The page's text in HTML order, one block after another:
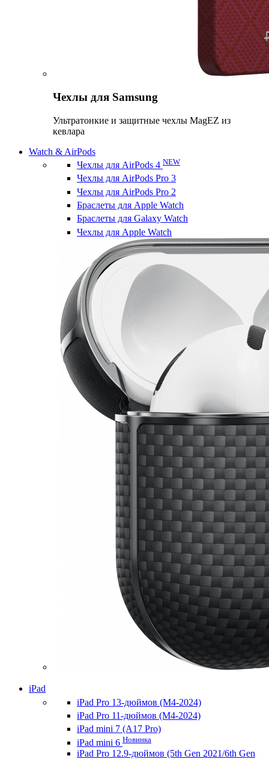
Чехлы для Samsung
Ультратонкие и защитные чехлы MagEZ из
кевлара
Watch & AirPods
Чехлы для AirPods 4 NEW
Чехлы для AirPods Pro 3
Чехлы для AirPods Pro 2
Браслеты для Apple Watch
Браслеты для Galaxy Watch
Чехлы для Apple Watch
iPad
iPad Pro 13-дюймов (M4-2024)
iPad Pro 11-дюймов (M4-2024)
iPad mini 7 (A17 Pro)
iPad mini 6 Новинка
iPad Pro 12.9-дюймов (5th Gen 2021/6th Gen